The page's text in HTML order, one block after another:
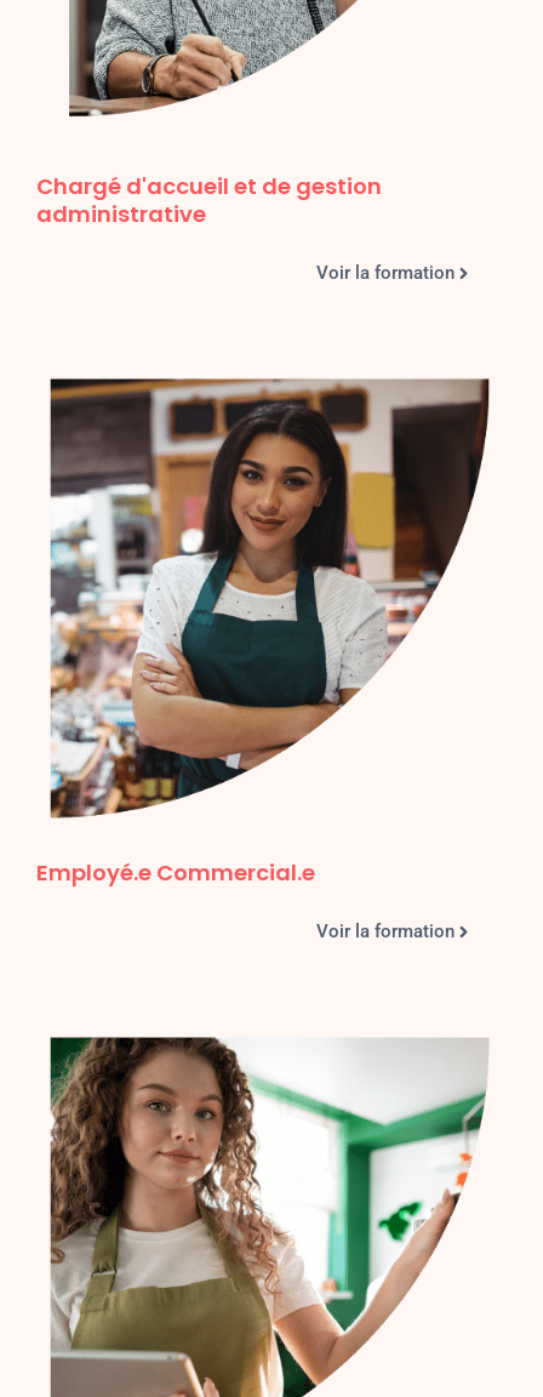
Chargé d'accueil et de gestion
administrative
Voir la formation
Employé.e Commercial.e
Voir la formation